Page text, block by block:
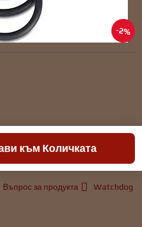
2%
към Количката
Въпрос за продукта
Watchdog